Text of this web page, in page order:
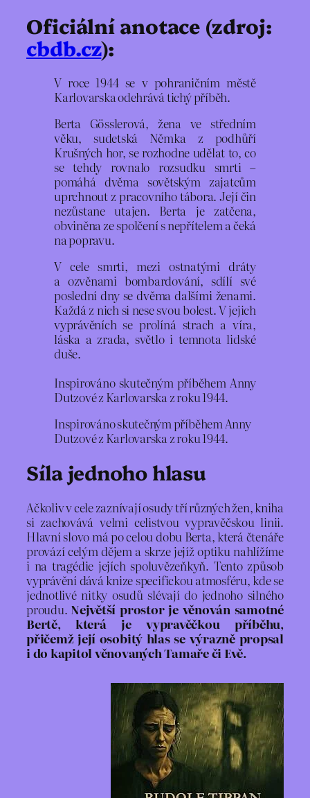
Oficiální anotace (zdroj:
cbdb.cz):
V roce 1944 se v pohraničním městě
Karlovarska odehrává tichý příběh.
Berta Gösslerová, žena ve středním
věku, sudetská Němka z podhůří
Krušných hor, se rozhodne udělat to, co
se tehdy rovnalo rozsudku smrti –
pomáhá dvěma sovětským zajatcům
uprchnout z pracovního tábora. Její čin
nezůstane utajen. Berta je zatčena,
obviněna ze spolčení s nepřítelem a čeká
na popravu.
V cele smrti, mezi ostnatými dráty
a ozvěnami bombardování, sdílí své
poslední dny se dvěma dalšími ženami.
Každá z nich si nese svou bolest. V jejich
vyprávěních se prolíná strach a víra,
láska a zrada, světlo i temnota lidské
duše.
Inspirováno skutečným příběhem Anny
Dutzové z Karlovarska z roku 1944.
Inspirováno skutečným příběhem Anny
Dutzové z Karlovarska z roku 1944.
Síla jednoho hlasu
Ačkoliv v cele zaznívají osudy tří různých žen, kniha
si zachovává velmi celistvou vypravěčskou linii.
Hlavní slovo má po celou dobu Berta, která čtenáře
provází celým dějem a skrze jejíž optiku nahlížíme
i na tragédie jejích spoluvězeňkyň. Tento způsob
vyprávění dává knize specifickou atmosféru, kde se
jednotlivé nitky osudů slévají do jednoho silného
proudu. Největší prostor je věnován samotné
Bertě, která je vypravěčkou příběhu,
přičemž její osobitý hlas se výrazně propsal
i do kapitol věnovaných Tamaře či Evě.